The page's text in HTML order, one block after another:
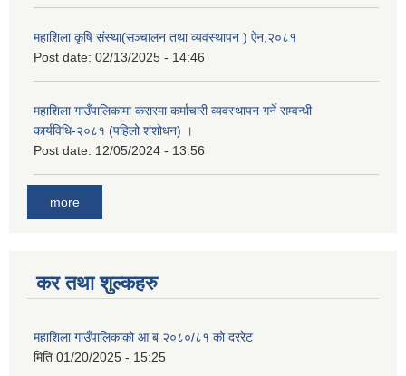
महाशिला कृषि संस्था(सञ्चालन तथा व्यवस्थापन ) ऐन,२०८१
Post date: 02/13/2025 - 14:46
महाशिला गाउँपालिकामा करारमा कर्माचारी व्यवस्थापन गर्ने सम्वन्धी
कार्यविधि-२०८१ (पहिलो शंशोधन) ।
Post date: 12/05/2024 - 13:56
more
कर तथा शुल्कहरु
महाशिला गाउँपालिकाको आ ब २०८०/८१ को दररेट
मिति 01/20/2025 - 15:25